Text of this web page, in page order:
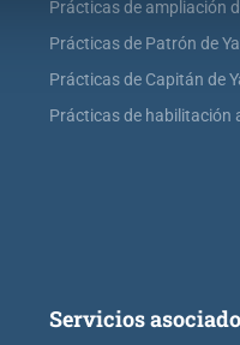
Prácticas de ampliación
Prácticas de Patrón de
Prácticas de Capitán de
Prácticas de habilitación
Servicios